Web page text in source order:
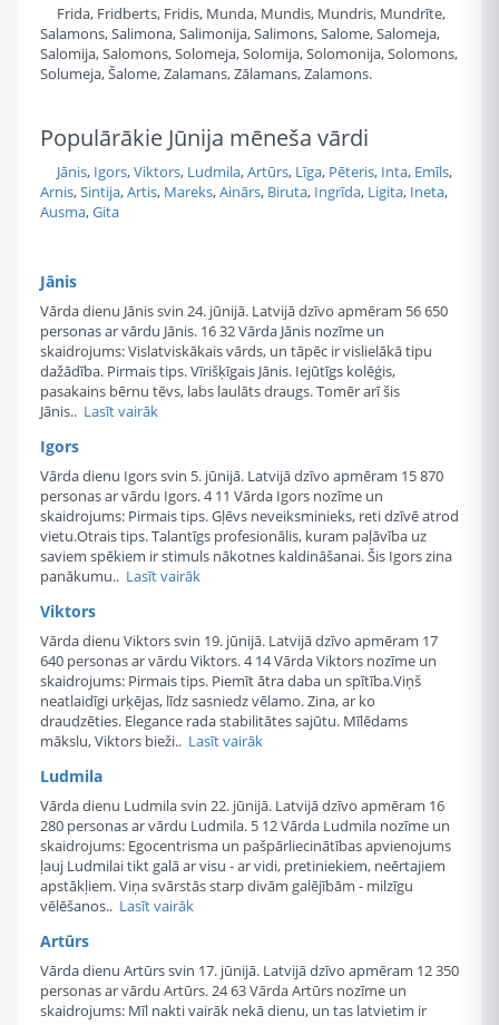
Frida, Fridberts, Fridis, Munda, Mundis, Mundris, Mundrīte,
Salamons, Salimona, Salimonija, Salimons, Salome, Salomeja,
Salomija, Salomons, Solomeja, Solomija, Solomonija, Solomons,
Solumeja, Šalome, Zalamans, Zālamans, Zalamons.
Populārākie Jūnija mēneša vārdi
Jānis, Igors,Viktors, Ludmila,Artūrs, Līga, Pēteris, Inta, Emīls,
Arnis,Sintija,Artis, Mareks,Ainārs, Biruta, Ingrīda, Ligita, Ineta,
Ausma,Gita
Jānis
Vārda dienu Jānis svin 24. jūnijā. Latvijā dzīvo apmēram 56 650
personas ar vārdu Jānis. 16 32 Vārda Jānis nozīme un
skaidrojums: Vislatviskākais vārds, un tāpēc ir vislielākā tipu
dažādība. Pirmais tips. Vīrišķīgais Jānis. Iejūtīgs kolēģis,
pasakains bērnu tēvs, labs laulāts draugs. Tomēr arī šis
Jānis.. Lasīt vairāk
Igors
Vārda dienu Igors svin 5. jūnijā. Latvijā dzīvo apmēram 15 870
personas ar vārdu Igors. 4 11 Vārda Igors nozīme un
skaidrojums: Pirmais tips. Gļēvs neveiksminieks, reti dzīvē atrod
vietu.Otrais tips. Talantīgs profesionālis, kuram paļāvība uz
saviem spēkiem ir stimuls nākotnes kaldināšanai. Šis Igors zina
panākumu.. Lasīt vairāk
Viktors
Vārda dienu Viktors svin 19. jūnijā. Latvijā dzīvo apmēram 17
640 personas ar vārdu Viktors. 4 14 Vārda Viktors nozīme un
skaidrojums: Pirmais tips. Piemīt ātra daba un spītība.Viņš
neatlaidīgi urķējas, līdz sasniedz vēlamo. Zina, ar ko
draudzēties. Elegance rada stabilitātes sajūtu. Mīlēdams
mākslu, Viktors bieži.. Lasīt vairāk
Ludmila
Vārda dienu Ludmila svin 22. jūnijā. Latvijā dzīvo apmēram 16
280 personas ar vārdu Ludmila. 5 12 Vārda Ludmila nozīme un
skaidrojums: Egocentrisma un pašpārliecinātības apvienojums
ļauj Ludmilai tikt galā ar visu - ar vidi, pretiniekiem, neērtajiem
apstākļiem. Viņa svārstās starp divām galējībām - milzīgu
vēlēšanos.. Lasīt vairāk
Artūrs
Vārda dienu Artūrs svin 17. jūnijā. Latvijā dzīvo apmēram 12 350
personas ar vārdu Artūrs. 24 63 Vārda Artūrs nozīme un
skaidrojums: Mīl nakti vairāk nekā dienu, un tas latvietim ir